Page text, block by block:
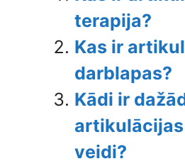
terapija?
Kas ir
darblapas?
Kādi ir
veidi?